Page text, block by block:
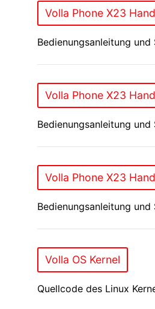
Volla Phone X23
Bedienungsanleitung
Volla Phone X23
Bedienungsanleitung
Volla Phone X23
Bedienungsanleitung
Volla OS Kernel
Quellcode des Linux